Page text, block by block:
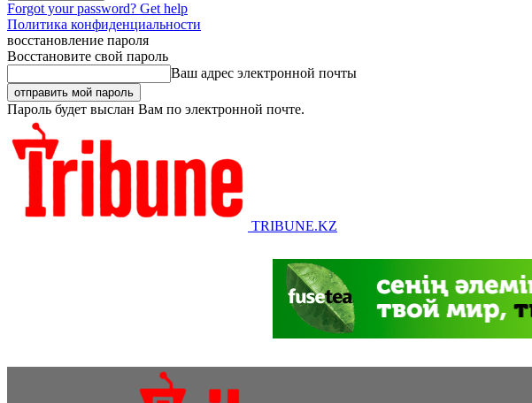
Forgot your password? Get help
Политика конфиденциальности
восстановление пароля
Восстановите свой пароль
Ваш адрес электронной почты
Пароль будет выслан Вам по электронной почте.
TRIBUNE.KZ